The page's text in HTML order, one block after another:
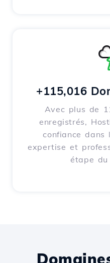
+115,016
Avec plus de
enregistrés,
confiance
expertise et
étape du